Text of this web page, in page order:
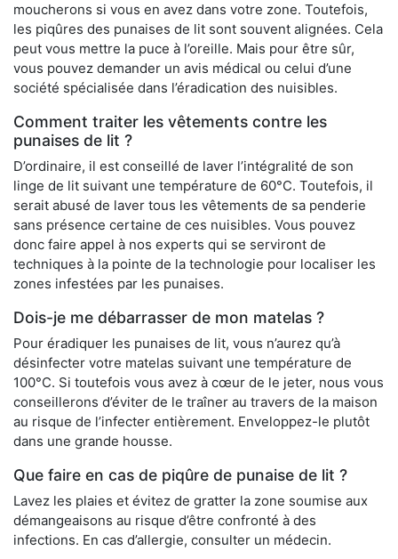
moucherons si vous en avez dans votre zone. Toutefois,
les piqûres des punaises de lit sont souvent alignées. Cela
peut vous mettre la puce à l’oreille. Mais pour être sûr,
vous pouvez demander un avis médical ou celui d’une
société spécialisée dans l’éradication des nuisibles.
Comment traiter les vêtements contre les
punaises de lit ?
D’ordinaire, il est conseillé de laver l’intégralité de son
linge de lit suivant une température de 60°C. Toutefois, il
serait abusé de laver tous les vêtements de sa penderie
sans présence certaine de ces nuisibles. Vous pouvez
donc faire appel à nos experts qui se serviront de
techniques à la pointe de la technologie pour localiser les
zones infestées par les punaises.
Dois-je me débarrasser de mon matelas ?
Pour éradiquer les punaises de lit, vous n’aurez qu’à
désinfecter votre matelas suivant une température de
100°C. Si toutefois vous avez à cœur de le jeter, nous vous
conseillerons d’éviter de le traîner au travers de la maison
au risque de l’infecter entièrement. Enveloppez-le plutôt
dans une grande housse.
Que faire en cas de piqûre de punaise de lit ?
Lavez les plaies et évitez de gratter la zone soumise aux
démangeaisons au risque d’être confronté à des
infections. En cas d’allergie, consulter un médecin.